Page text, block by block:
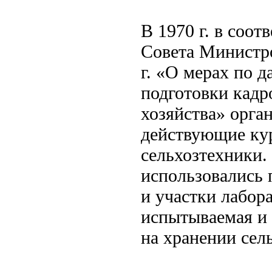
В 1970 г. в
Совета
г. «О мерах по
подготовки
хозяйства»
действующие
и участки
испытываемая и
на хранении